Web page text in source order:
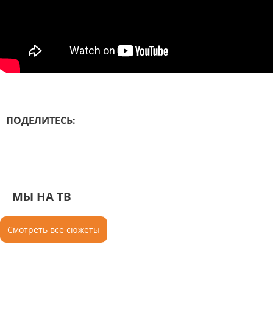
ПОДЕЛИТЕСЬ:
МЫ НА ТВ
Смотреть все сюжеты